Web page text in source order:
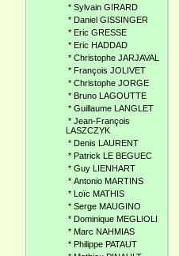
* Sylvain GIRARD
* Daniel GISSINGER
* Eric GRESSE
* Eric HADDAD
* Christophe JARJAVAL
* François JOLIVET
* Christophe JORGE
* Bruno LAGOUTTE
* Guillaume LANGLET
* Jean-François
LASZCZYK
* Denis LAURENT
* Patrick LE BEGUEC
* Guy LIENHART
* Antonio MARTINS
* Loïc MATHIS
* Serge MAUGINO
* Dominique MEGLIOLI
* Marc NAHMIAS
* Philippe PATAUT